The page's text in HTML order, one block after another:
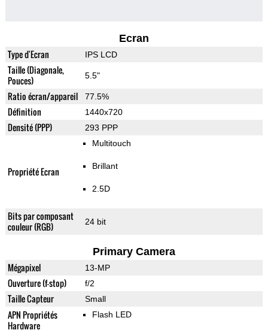
Ecran
Type d'Ecran IPS LCD
Taille (Diagonale,
Pouces)
5.5"
Ratio écran/appareil 77.5%
Définition 1440x720
Densité (PPP) 293 PPP
Propriété Ecran
Multitouch
Brillant
2.5D
Bits par composant
couleur (RGB)
24 bit
Primary Camera
Mégapixel 13-MP
Ouverture (f-stop) f/2
Taille Capteur Small
APN Propriétés
Hardware
Flash LED